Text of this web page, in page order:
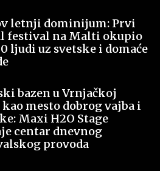
letnji dominijum: Prvi
festival na Malti okupio
ljudi uz svetske i domaće
bazen u Vrnjačkoj
mesto dobrog vajba i
Maxi H2O Stage
centar dnevnog
provoda